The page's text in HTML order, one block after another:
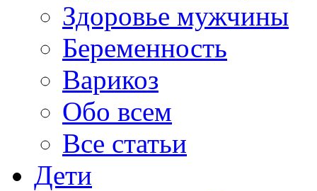
Здоровье мужчины
Беременность
Варикоз
Обо всем
Все статьи
Дети